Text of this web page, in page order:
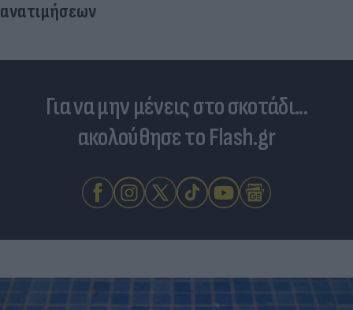
Για να μην μένεις στο σκοτάδι...
ακολούθησε το Flash.gr